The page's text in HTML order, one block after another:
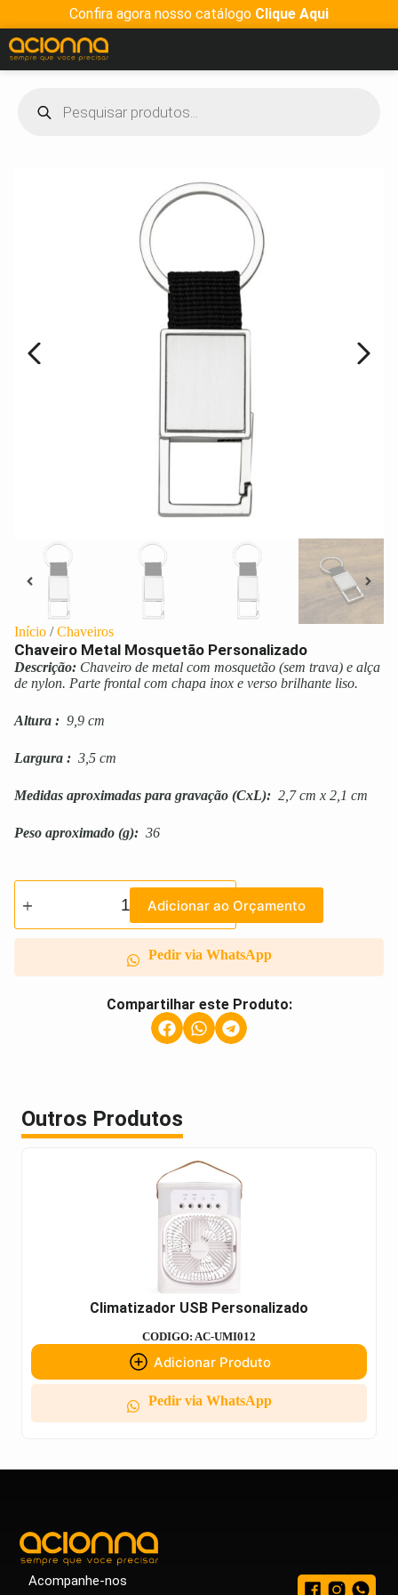
Confira agora nosso catálogo Clique Aqui
Início /Chaveiros
Chaveiro Metal Mosquetão Personalizado
Descrição: Chaveiro de metal com mosquetão (sem trava) e alça
de nylon. Parte frontal com chapa inox e verso brilhante liso.
Altura : 9,9 cm
Largura : 3,5 cm
Medidas aproximadas para gravação (CxL): 2,7 cm x 2,1 cm
Peso aproximado (g): 36
Adicionar ao Orçamento
Pedir via WhatsApp
Compartilhar este Produto:
Outros Produtos
Climatizador USB Personalizado
CODIGO: AC-UMI012
Adicionar Produto
Pedir via WhatsApp
Acompanhe-nos